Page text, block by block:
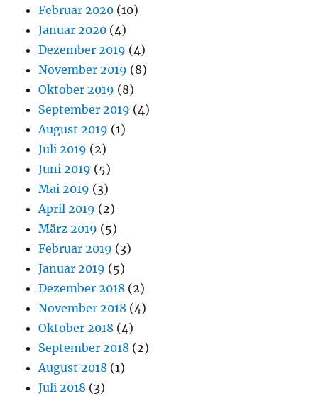
Februar 2020 (10)
Januar 2020 (4)
Dezember 2019 (4)
November 2019 (8)
Oktober 2019 (8)
September 2019 (4)
August 2019 (1)
Juli 2019 (2)
Juni 2019 (5)
Mai 2019 (3)
April 2019 (2)
März 2019 (5)
Februar 2019 (3)
Januar 2019 (5)
Dezember 2018 (2)
November 2018 (4)
Oktober 2018 (4)
September 2018 (2)
August 2018 (1)
Juli 2018 (3)